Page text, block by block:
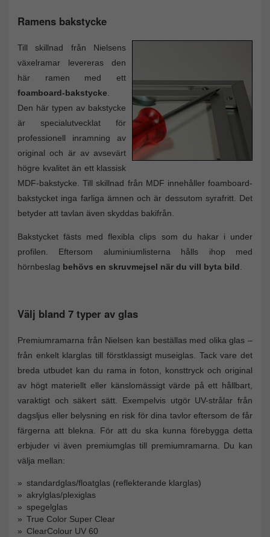
Ramens bakstycke
Till skillnad från Nielsens
växelramar levereras den
här ramen med ett
foamboard-bakstycke
Den här typen av bakstycke
är specialutvecklat för
professionell inramning av
original och är av avsevärt
högre kvalitet än ett klassisk
MDF-bakstycke. Till skillnad från MDF innehåller foamboard-
bakstycket inga farliga ämnen och är dessutom syrafritt. Det
betyder att tavlan även skyddas bakifrån.
Bakstycket fästs med flexibla clips som du hakar i under
profilen. Eftersom aluminiumlisterna hålls ihop med
hörnbeslag behövs en skruvmejsel när du vill byta bild
Välj bland 7 typer av glas
Premiumramarna från Nielsen kan beställas med olika glas –
från enkelt klarglas till förstklassigt museiglas. Tack vare det
breda utbudet kan du rama in foton, konsttryck och original
av högt materiellt eller känslomässigt värde på ett hållbart,
varaktigt och säkert sätt. Exempelvis utgör UV-strålar från
dagsljus eller belysning en risk för dina tavlor eftersom de får
färgerna att blekna. För att du ska kunna förebygga detta
erbjuder vi även premiumglas till premiumramarna. Du kan
välja mellan:
standardglas/floatglas (reflekterande klarglas)
akrylglas/plexiglas
spegelglas
True Color Super Clear
ClearColour UV 60